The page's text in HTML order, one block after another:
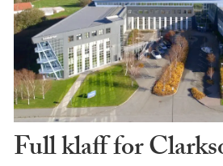
Full klaff for